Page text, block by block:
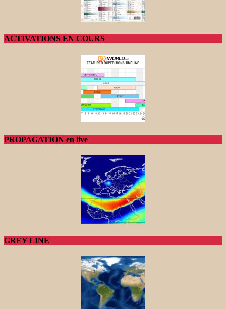
ACTIVATIONS EN COURS
PROPAGATION en live
GREY LINE